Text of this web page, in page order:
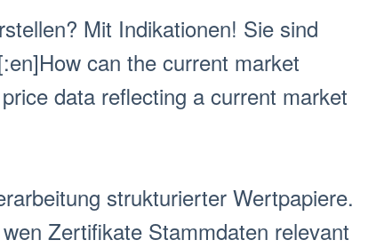
Mit Indikationen! Sie sind
can the current market
data reflecting a current market
strukturierter Wertpapiere.
Zertifikate Stammdaten relevant